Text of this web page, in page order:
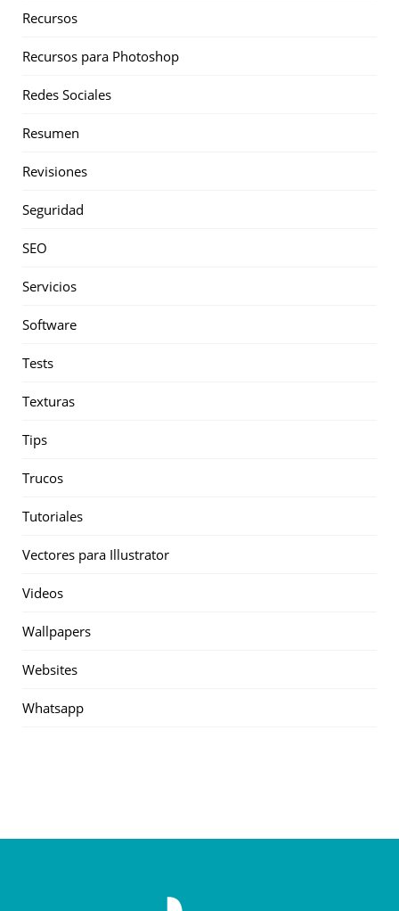
Recursos
Recursos para Photoshop
Redes Sociales
Resumen
Revisiones
Seguridad
SEO
Servicios
Software
Tests
Texturas
Tips
Trucos
Tutoriales
Vectores para Illustrator
Videos
Wallpapers
Websites
Whatsapp